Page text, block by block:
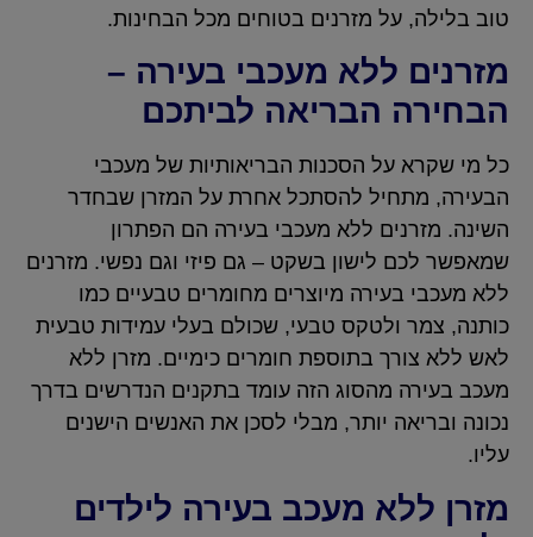
טוב בלילה, על מזרנים בטוחים מכל הבחינות.
מזרנים ללא מעכבי בעירה –
הבחירה הבריאה לביתכם
כל מי שקרא על הסכנות הבריאותיות של מעכבי
הבעירה, מתחיל להסתכל אחרת על המזרן שבחדר
השינה. מזרנים ללא מעכבי בעירה הם הפתרון
שמאפשר לכם לישון בשקט – גם פיזי וגם נפשי. מזרנים
ללא מעכבי בעירה מיוצרים מחומרים טבעיים כמו
כותנה, צמר ולטקס טבעי, שכולם בעלי עמידות טבעית
לאש ללא צורך בתוספת חומרים כימיים. מזרן ללא
מעכב בעירה מהסוג הזה עומד בתקנים הנדרשים בדרך
נכונה ובריאה יותר, מבלי לסכן את האנשים הישנים
עליו.
מזרן ללא מעכב בעירה לילדים